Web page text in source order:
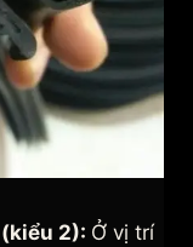
(kiểu 2): Ở vị trí